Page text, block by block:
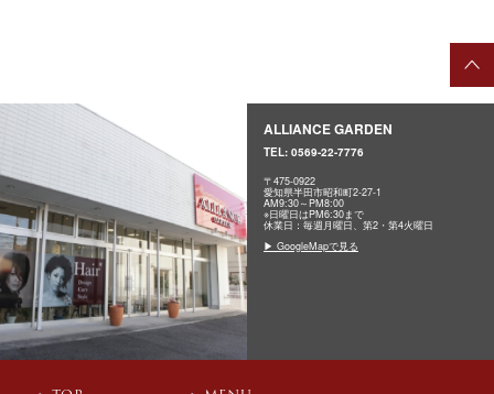
ALLIANCE GARDEN
TEL: 0569-22-7776
〒475-0922
愛知県半田市昭和町2-27-1
AM9:30～PM8:00
※日曜日はPM6:30まで
休業日：毎週月曜日、第2・第4火曜日
▶ GoogleMapで見る